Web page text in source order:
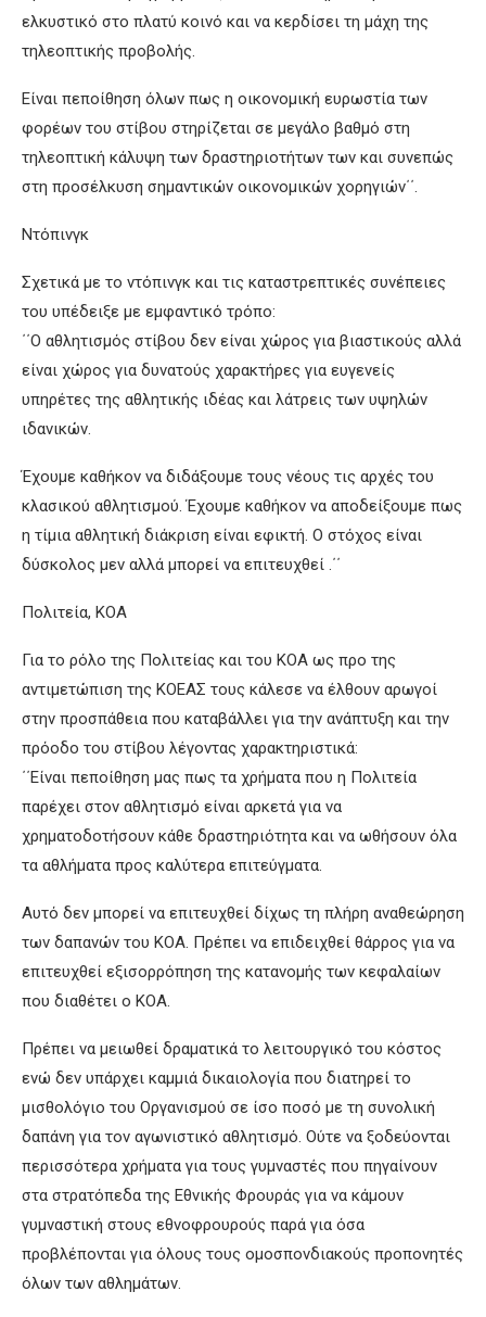
ελκυστικό στο πλατύ κοινό και να κερδίσει τη μάχη της
τηλεοπτικής προβολής.
Είναι πεποίθηση όλων πως η οικονομική ευρωστία των
φορέων του στίβου στηρίζεται σε μεγάλο βαθμό στη
τηλεοπτική κάλυψη των δραστηριοτήτων των και συνεπώς
στη προσέλκυση σημαντικών οικονομικών χορηγιών΄΄.
Ντόπινγκ
Σχετικά με το ντόπινγκ και τις καταστρεπτικές συνέπειες
του υπέδειξε με εμφαντικό τρόπο:
΄΄Ο αθλητισμός στίβου δεν είναι χώρος για βιαστικούς αλλά
είναι χώρος για δυνατούς χαρακτήρες για ευγενείς
υπηρέτες της αθλητικής ιδέας και λάτρεις των υψηλών
ιδανικών.
Έχουμε καθήκον να διδάξουμε τους νέους τις αρχές του
κλασικού αθλητισμού. Έχουμε καθήκον να αποδείξουμε πως
η τίμια αθλητική διάκριση είναι εφικτή. Ο στόχος είναι
δύσκολος μεν αλλά μπορεί να επιτευχθεί .΄΄
Πολιτεία, ΚΟΑ
Για το ρόλο της Πολιτείας και του ΚΟΑ ως προ της
αντιμετώπιση της ΚΟΕΑΣ τους κάλεσε να έλθουν αρωγοί
στην προσπάθεια που καταβάλλει για την ανάπτυξη και την
πρόοδο του στίβου λέγοντας χαρακτηριστικά:
΄΄Είναι πεποίθηση μας πως τα χρήματα που η Πολιτεία
παρέχει στον αθλητισμό είναι αρκετά για να
χρηματοδοτήσουν κάθε δραστηριότητα και να ωθήσουν όλα
τα αθλήματα προς καλύτερα επιτεύγματα.
Αυτό δεν μπορεί να επιτευχθεί δίχως τη πλήρη αναθεώρηση
των δαπανών του ΚΟΑ. Πρέπει να επιδειχθεί θάρρος για να
επιτευχθεί εξισορρόπηση της κατανομής των κεφαλαίων
που διαθέτει ο ΚΟΑ.
Πρέπει να μειωθεί δραματικά το λειτουργικό του κόστος
ενώ δεν υπάρχει καμμιά δικαιολογία που διατηρεί το
μισθολόγιο του Οργανισμού σε ίσο ποσό με τη συνολική
δαπάνη για τον αγωνιστικό αθλητισμό. Ούτε να ξοδεύονται
περισσότερα χρήματα για τους γυμναστές που πηγαίνουν
στα στρατόπεδα της Εθνικής Φρουράς για να κάμουν
γυμναστική στους εθνοφρουρούς παρά για όσα
προβλέπονται για όλους τους ομοσπονδιακούς προπονητές
όλων των αθλημάτων.